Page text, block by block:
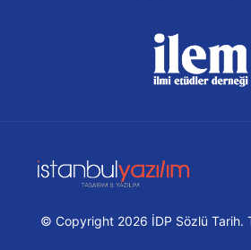
© Copyright 2026 İDP Sözlü Tarih.